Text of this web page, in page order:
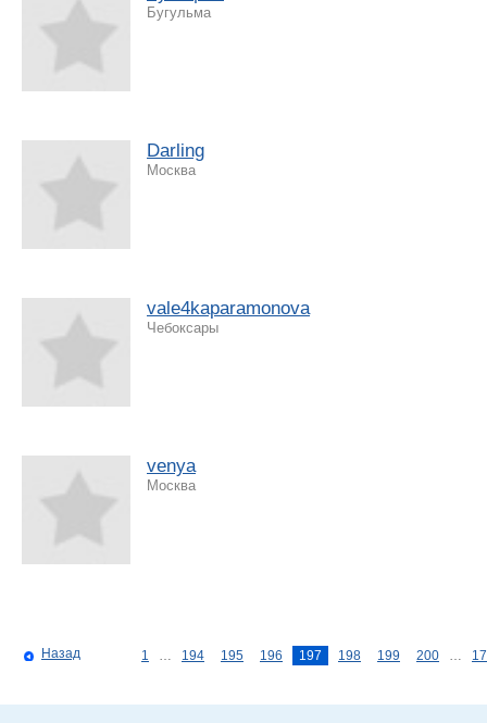
Бугульма
Darling
Москва
vale4kaparamonova
Чебоксары
venya
Москва
Назад 1 194 195 196 197 198 199 200